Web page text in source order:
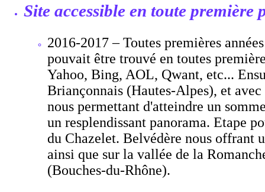
Site accessible en toute première
2016-2017 – Toutes premières
pouvait être trouvé en toutes
Yahoo, Bing, AOL, Qwant, etc...
Briançonnais (Hautes-Alpes), et
nous permettant d'atteindre un
un resplendissant panorama. Etape
du Chazelet. Belvédère nous offrant
ainsi que sur la vallée de la
(Bouches-du-Rhône).